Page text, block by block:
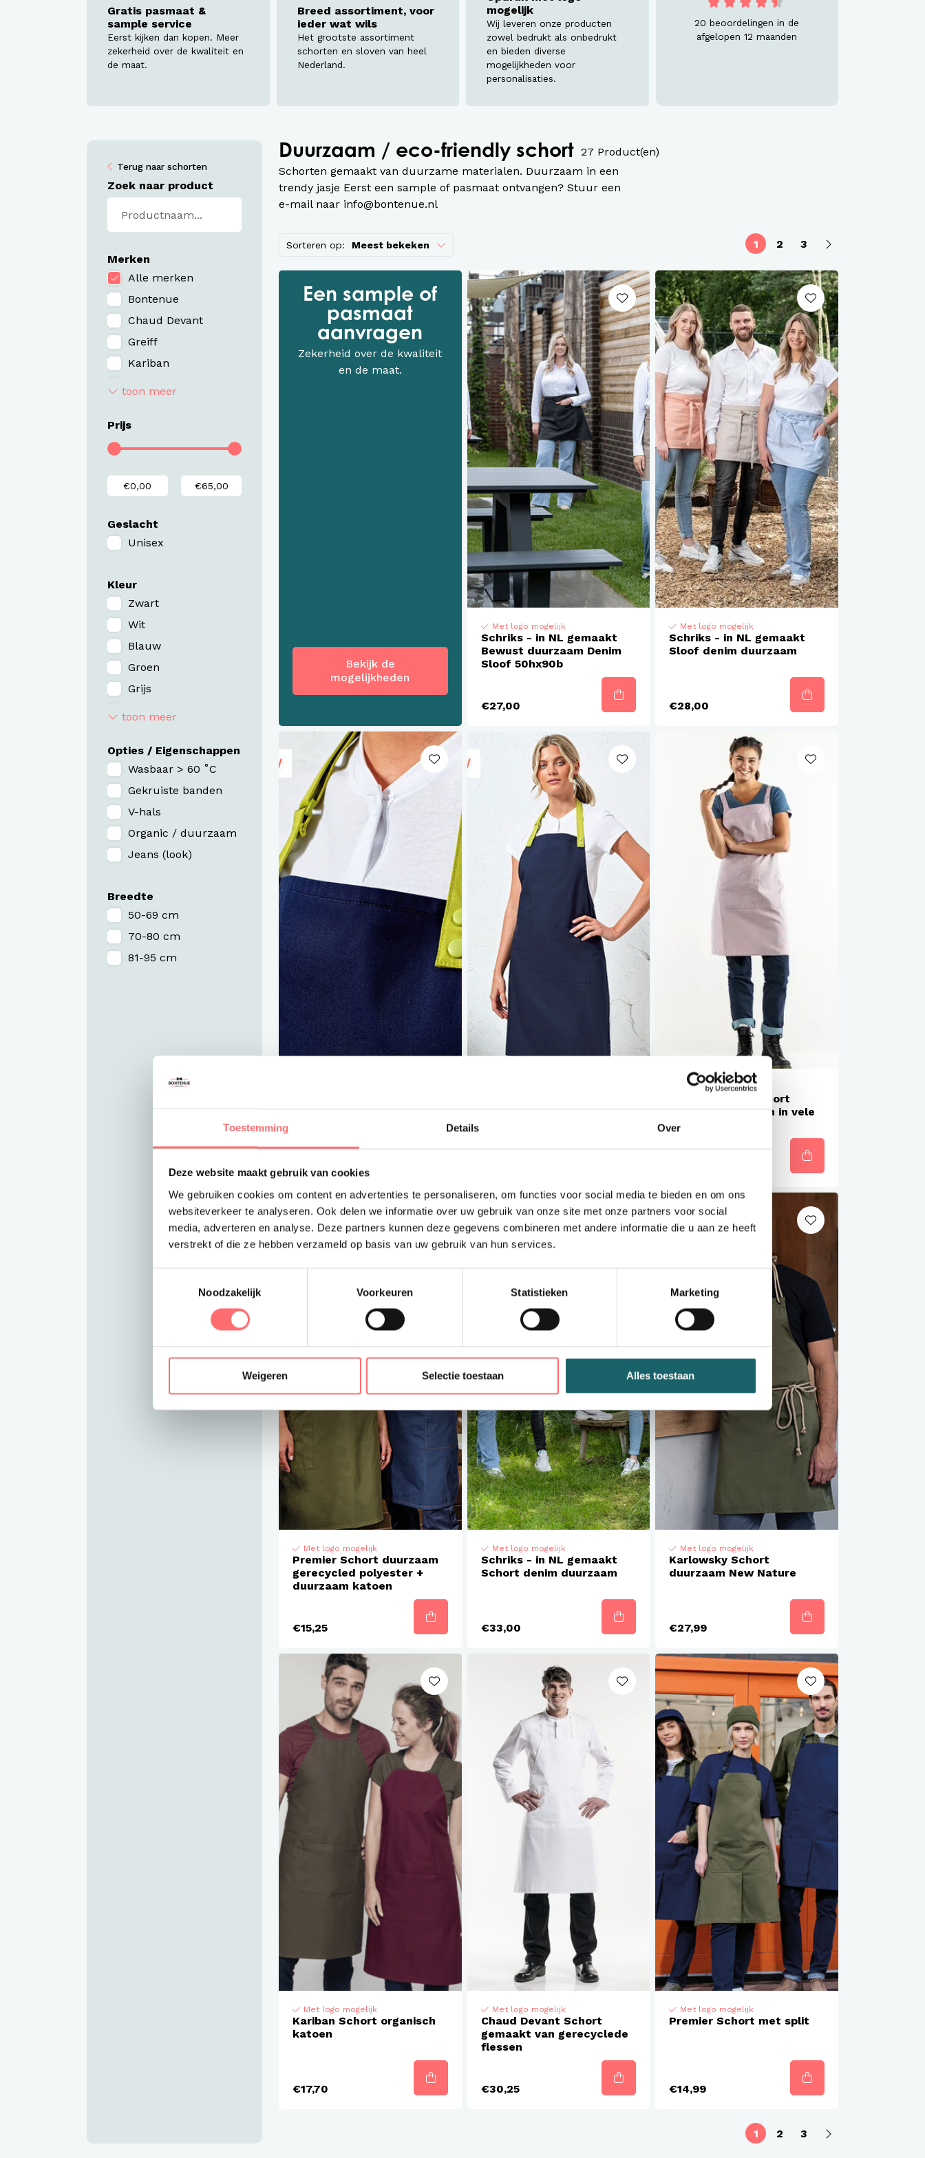
Toestemming Details Over
Deze website maakt gebruik van cookies
We gebruiken cookies om content en advertenties te personaliseren, om functies voor social media te bieden en om ons
websiteverkeer te analyseren. Ook delen we informatie over uw gebruik van onze site met onze partners voor social
media, adverteren en analyse. Deze partners kunnen deze gegevens combineren met andere informatie die u aan ze heeft
verstrekt of die ze hebben verzameld op basis van uw gebruik van hun services.
Noodzakelijk
Voorkeuren Statistieken Marketing
Weigeren Selectie toestaan Alles toestaan
Werkjassen
Werkbroeken en overalls Workwear
Gratis pasmaat &
sample service
Eerst kijken dan kopen. Meer
zekerheid over de kwaliteit en
de maat.
Breed assortiment, voor
ieder wat wils
Het grootste assortiment
schorten en sloven van heel
Nederland.
mogelijk
Wij leveren onze producten
zowel bedrukt als onbedrukt
en bieden diverse
mogelijkheden voor
personalisaties.
20 beoordelingen in de
afgelopen 12 maanden
Terug naar schorten
Zoek naar product
Merken
Alle merken
Bontenue
Chaud Devant
Greiff
Kariban
Schriks - in NL
gemaakt
Segers
toon meer
Prijs
Geslacht
Unisex
Kleur
Zwart
Wit
Blauw
Groen
Grijs
Zand / Taupe
Roze / Paars
Geel / Oranje
toon meer
Opties / Eigenschappen
Wasbaar > 60 ˚C
Gekruiste banden
V-hals
Organic / duurzaam
Jeans (look)
Breedte
50-69 cm
70-80 cm
81-95 cm
Duurzaam / eco-friendly schort 27 Product(en)
Schorten gemaakt van duurzame materialen. Duurzaam in een
trendy jasje Eerst een sample of pasmaat ontvangen? Stuur een
e-mail naar info@bontenue.nl
Sorteren op: Meest bekeken 1 2 3
Een sample of
pasmaat
aanvragen
Zekerheid over de kwaliteit
en de maat.
Bekijk de
mogelijkheden
Met logo mogelijk
Schriks - in NL gemaakt
Bewust duurzaam Denim
Sloof 50hx90b
€27,00
Met logo mogelijk
Schriks - in NL gemaakt
Sloof denim duurzaam
€28,00
Match basis Straps - stel
€3,99
Match basis Body - stel
Met logo mogelijk
Chaud Devant Schort
gekruisten banden in vele
kleuren
Met logo mogelijk
Premier Schort duurzaam
gerecycled polyester +
duurzaam katoen
€15,25
Met logo mogelijk
Schriks - in NL gemaakt
Schort denim duurzaam
€33,00
Met logo mogelijk
Karlowsky Schort
duurzaam New Nature
€27,99
Met logo mogelijk
Kariban Schort organisch
katoen
€17,70
Met logo mogelijk
Chaud Devant Schort
gemaakt van gerecyclede
flessen
€30,25
Met logo mogelijk
Premier Schort met split
€14,99
1 2 3